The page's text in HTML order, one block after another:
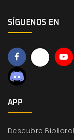
SÍGUENOS EN
APP
Descubre Bibliorol